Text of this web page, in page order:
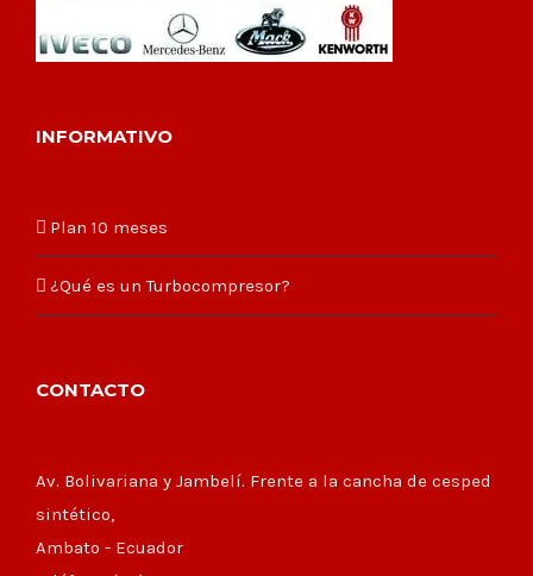
INFORMATIVO
Plan 10 meses
¿Qué es un Turbocompresor?
CONTACTO
Av. Bolivariana y Jambelí. Frente a la cancha de cesped
sintético,
Ambato - Ecuador